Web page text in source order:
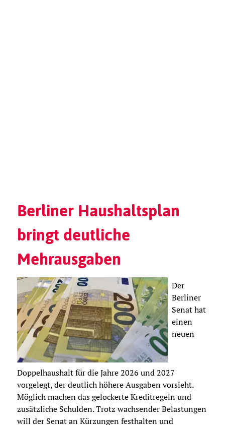
Berliner Haushaltsplan
bringt deutliche
Mehrausgaben
Der
Berliner
Senat hat
einen
neuen
Doppelhaushalt für die Jahre 2026 und 2027
vorgelegt, der deutlich höhere Ausgaben vorsieht.
Möglich machen das gelockerte Kreditregeln und
zusätzliche Schulden. Trotz wachsender Belastungen
will der Senat an Kürzungen festhalten und